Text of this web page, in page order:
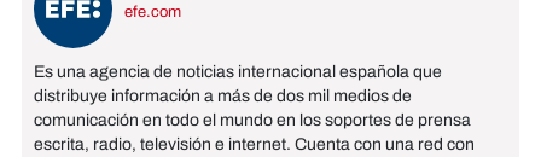
efe.com
Es una agencia de noticias internacional española que
distribuye información a más de dos mil medios de
comunicación en todo el mundo en los soportes de prensa
escrita, radio, televisión e internet. Cuenta con una red con